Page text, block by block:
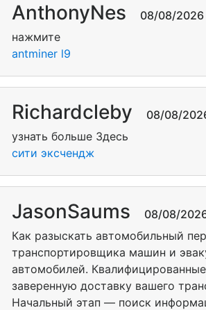
AnthonyNes 08/08/2026
нажмите
antminer l9
Richardcleby 08/08/
узнать больше Здесь
сити эксчендж
JasonSaums 08/08/2026
Как разыскать автомобильный
транспортировщика машин и
автомобилей.
заверенную доставку вашего
Начальный этап — поиск